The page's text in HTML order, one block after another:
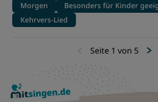
Morgen
Besonders für Kinder
Kehrvers-Lied
Seite 1 von 5